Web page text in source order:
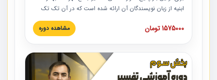
ابنیه از زبان نویسندگان آن ارائه شده است که در آن تک تک
ردیف ها و مطالب فهرست بها تفسیر و ارائه شده است. این
دوره به صورت کامل تصویری بوده و به همراه تصاویر عملیات
دوره با کلام مهندس علیرضاحسین‌زاده مدیر پروژه مهندسی
مشاور در امر بازنگری فهرست بها رشته ابنیه ارائه شده و به تمام
همکارانی که در حوزه صنعت ساخت در حال فعالیت هستند حتما
1575000 تومان مشاهده دوره